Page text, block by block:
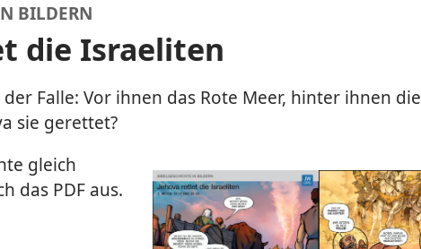
BILDERN
die Israeliten
Falle: Vor ihnen das Rote Meer, hinter ihnen die
sie gerettet?
gleich
das PDF aus.